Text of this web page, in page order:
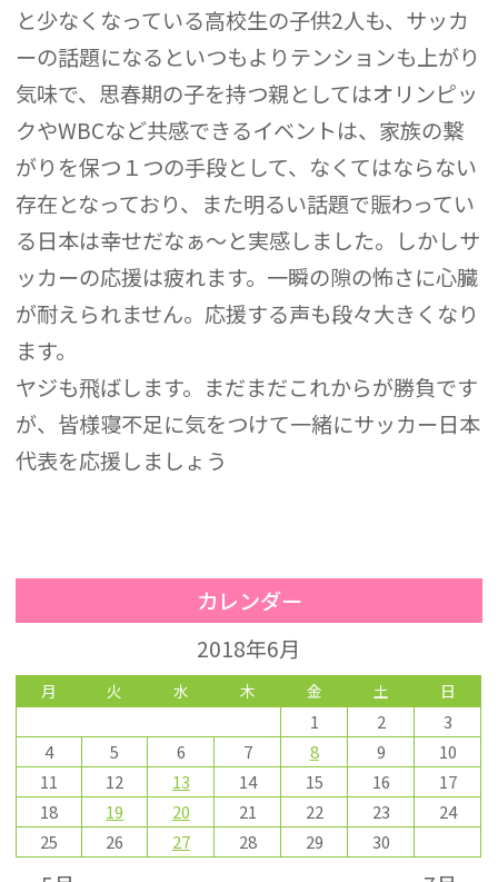
と少なくなっている高校生の子供2人も、サッカ
ーの話題になるといつもよりテンションも上がり
気味で、思春期の子を持つ親としてはオリンピッ
クやWBCなど共感できるイベントは、家族の繋
がりを保つ１つの手段として、なくてはならない
存在となっており、また明るい話題で賑わってい
る日本は幸せだなぁ～と実感しました。しかしサ
ッカーの応援は疲れます。一瞬の隙の怖さに心臓
が耐えられません。応援する声も段々大きくなり
ます。
ヤジも飛ばします。まだまだこれからが勝負です
が、皆様寝不足に気をつけて一緒にサッカー日本
代表を応援しましょう
カレンダー
2018年6月
月 火 水 木 金 土 日
1 2
3
4
5 6 7 8 9
10
11
12 13 14 15 16
17
18
19 20 21 22 23
24
25
26 27 28 29 30